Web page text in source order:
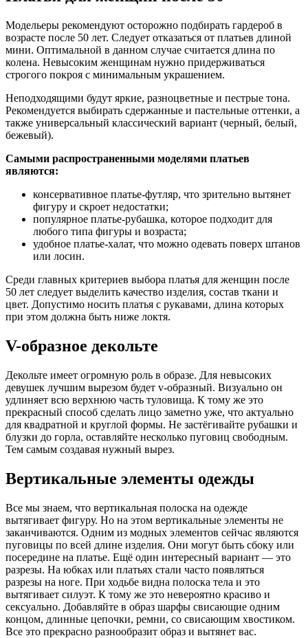
Модельеры рекомендуют осторожно подбирать гардероб в
возрасте после 50 лет. Следует отказаться от платьев длиной
мини. Оптимальной в данном случае считается длина по
колена. Невысоким женщинам нужно придерживаться
строгого покроя с минимальным украшением.
Неподходящими будут яркие, разноцветные и пестрые тона.
Рекомендуется выбирать сдержанные и пастельные оттенки, а
также универсальный классический вариант (черный, белый,
бежевый).
Самыми распространенными моделями платьев
являются:
консервативное платье-футляр, что зрительно вытянет
фигуру и скроет недостатки;
популярное платье-рубашка, которое подходит для
любого типа фигуры и возраста;
удобное платье-халат, что можно одевать поверх штанов
или лосин.
Среди главных критериев выбора платья для женщин после
50 лет следует выделить качество изделия, состав ткани и
цвет. Допустимо носить платья с рукавами, длина которых
при этом должна быть ниже локтя.
V-образное декольте
Декольте имеет огромную роль в образе. Для невысоких
девушек лучшим вырезом будет v-образный. Визуально он
удлиняет всю верхнюю часть туловища. К тому же это
прекрасный способ сделать лицо заметно уже, что актуально
для квадратной и круглой формы. Не застёгивайте рубашки и
блузки до горла, оставляйте несколько пуговиц свободным.
Тем самым создавая нужный вырез.
Вертикальные элементы одежды
Все мы знаем, что вертикальная полоска на одежде
вытягивает фигуру. Но на этом вертикальные элементы не
заканчиваются. Одним из модных элементов сейчас являются
пуговицы по всей длине изделия. Они могут быть сбоку или
посередине на платье. Ещё один интересный вариант — это
разрезы. На юбках или платьях стали часто появляться
разрезы на ноге. При ходьбе видна полоска тела и это
вытягивает силуэт. К тому же это невероятно красиво и
сексуально. Добавляйте в образ шарфы свисающие одним
концом, длинные цепочки, ремни, со свисающим хвостиком.
Все это прекрасно разнообразит образ и вытянет вас.